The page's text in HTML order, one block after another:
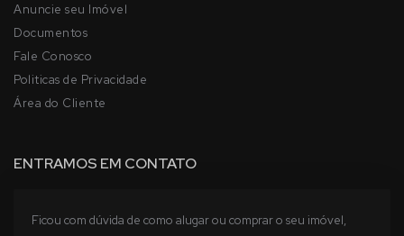
Anuncie seu Imóvel
Documentos
Fale Conosco
Politicas de Privacidade
Área do Cliente
ENTRAMOS EM CONTATO
Ficou com dúvida de como alugar ou comprar o seu imóvel,